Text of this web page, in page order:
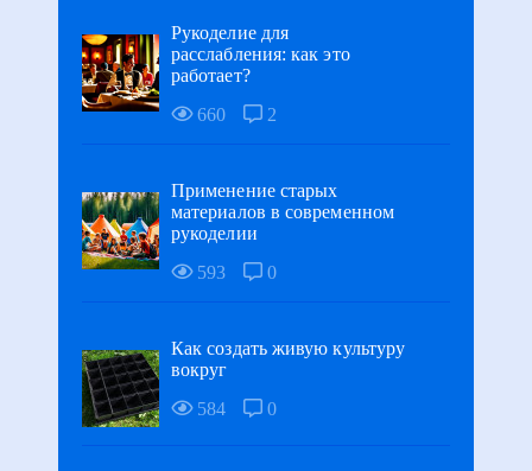
Рукоделие для
расслабления: как это
работает?
660
2
Применение старых
материалов в современном
рукоделии
593
0
Как создать живую культуру
вокруг
584
0